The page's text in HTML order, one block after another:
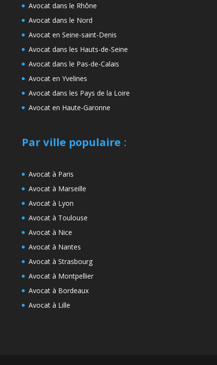
Avocat dans le Rhône
Avocat dans le Nord
Avocat en Seine-saint-Denis
Avocat dans les Hauts-de-Seine
Avocat dans le Pas-de-Calais
Avocat en Yvelines
Avocat dans les Pays de la Loire
Avocat en Haute-Garonne
Par ville populaire:
Avocat à Paris
Avocat à Marseille
Avocat à Lyon
Avocat à Toulouse
Avocat à Nice
Avocat à Nantes
Avocat à Strasbourg
Avocat à Montpellier
Avocat à Bordeaux
Avocat à Lille